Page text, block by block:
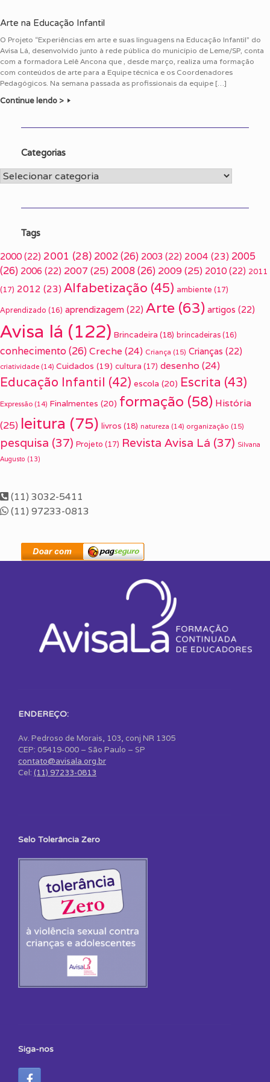
Arte na Educação Infantil
O Projeto “Experiências em arte e suas linguagens na Educação Infantil” do
Avisa Lá, desenvolvido junto à rede pública do município de Leme/SP, conta
com a formadora Lelê Ancona que , desde março, realiza uma formação
com conteúdos de arte para a Equipe técnica e os Coordenadores
Pedagógicos. Na semana passada as profissionais da equipe […]
Continue lendo >
Categorias
Categorias
Tags
2000 (22) 2001 (28) 2002(26) 2003 (22) 2004 (23) 2005
(26) 2006 (22) 2007 (25) 2008(26) 2009(25) 2010 (22) 2011
(17) 2012 (23) Alfabetização (45) ambiente (17)
Aprendizado (16) aprendizagem (22) Arte (63) artigos (22)
Avisa lá (122) Brincadeira (18) brincadeiras (16)
conhecimento(26) Creche (24) Criança (15) Crianças (22)
criatividade (14) Cuidados (19) cultura (17) desenho (24)
Educação Infantil (42) escola (20) Escrita (43)
Expressão (14) Finalmentes (20) formação (58) História
(25) leitura (75) livros (18) natureza (14) organização (15)
pesquisa (37) Projeto (17) Revista Avisa Lá (37) Silvana
Augusto (13)
(11) 3032-5411
(11) 97233-0813
ENDEREÇO:
Av. Pedroso de Morais, 103, conj NR 1305
CEP: 05419-000 – São Paulo – SP
contato@avisala.org.br
Cel: (11) 97233-0813
Selo Tolerância Zero
Siga-nos